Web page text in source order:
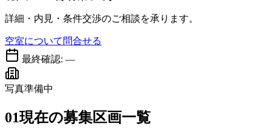
詳細・内見・条件交渉のご相談を承ります。
空室について問合せる
最終確認: —
写真準備中
01現在の募集区画一覧